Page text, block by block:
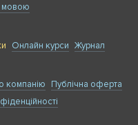
Онлайн курси Журнал
компанію
Публічна оферта